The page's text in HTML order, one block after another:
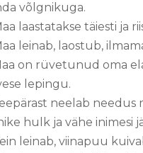
võlgnikuga.
laastatakse täiesti ja
leinab, laostub,
on rüvetunud oma
lepingu.
neelab needus
hulk ja vähe inimesi
leinab, viinapuu